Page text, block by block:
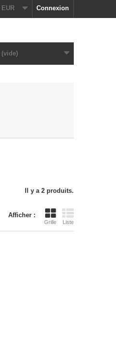
Connexion
EUR
(vide)
Il y a 2 produits.
Afficher :
Grille Liste